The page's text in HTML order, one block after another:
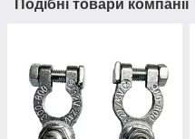
Подібні товари компанії